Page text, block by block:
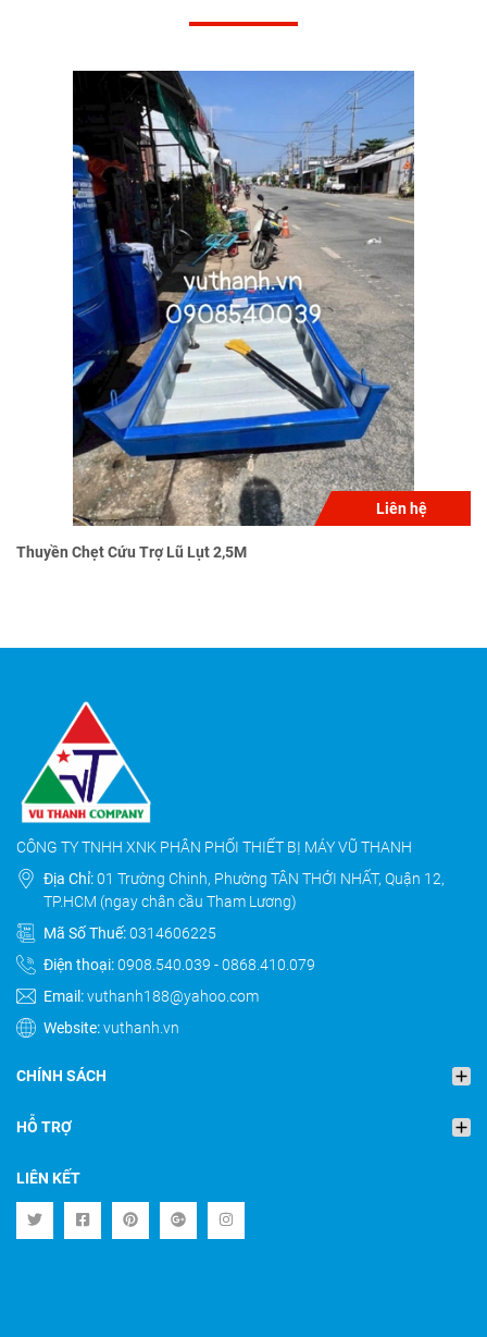
Liên hệ
Thuyền Chẹt Cứu Trợ Lũ Lụt 2,5M
CÔNG TY TNHH XNK PHÂN PHỐI THIẾT BỊ MÁY VŨ THANH
Địa Chỉ:01 Trường Chinh, Phường TÂN THỚI NHẤT, Quận 12,
TP.HCM (ngay chân cầu Tham Lương)
Mã Số Thuế:0314606225
Điện thoại:0908.540.039 -0868.410.079
Email:vuthanh188@yahoo.com
Website:vuthanh.vn
CHÍNH SÁCH
HỖ TRỢ
LIÊN KẾT